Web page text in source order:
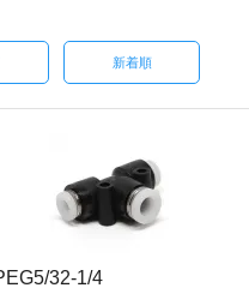
新着順
32-1/4